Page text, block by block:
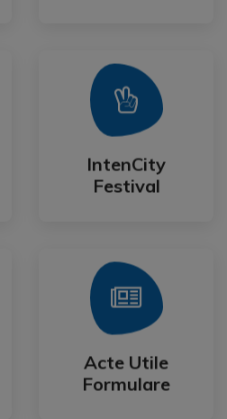
IntenCity
Festival
IntenCity
Festival
Mai Mult
Acte Utile
Formulare
Acte Utile
Formulare
Mai Mult